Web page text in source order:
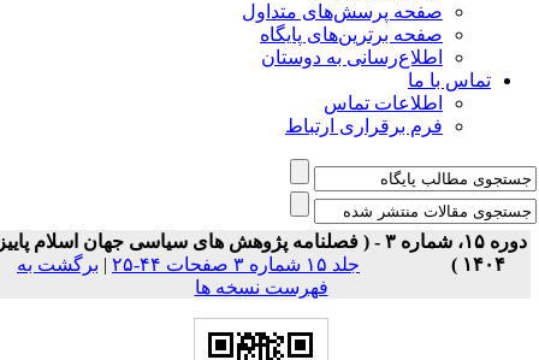
صفحه پرسش‌های متداول
صفحه برترین‌های پایگاه
اطلاع‌رسانی به دوستان
تماس با ما
اطلاعات تماس
فرم برقراری ارتباط
دوره ۱۵، شماره ۳ - ( فصلنامه پژوهش های سیاسی جهان اسلام پاییز
۱۴۰۴ )
جلد ۱۵ شماره ۳ صفحات ۴۴-۲۵ |برگشت به
فهرست نسخه ها